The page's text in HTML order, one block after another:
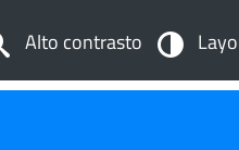
Alto contrasto